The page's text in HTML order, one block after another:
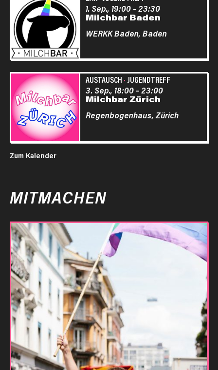
Milchbar Baden
1. Sep., 19:00–23:30
WERKK Baden, Baden
AUSTAUSCH · JUGENDTREFF
Milchbar Zürich
3. Sep., 18:00–23:00
Regenbogenhaus, Zürich
Zum Kalender
MITMACHEN